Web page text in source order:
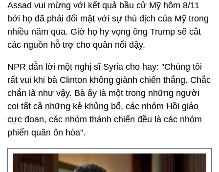
Assad vui mừng với kết quả bầu cử Mỹ hôm 8/11
bởi họ đã phải đối mặt với sự thù địch của Mỹ trong
nhiều năm qua. Giờ họ hy vọng ông Trump sẽ cắt
các nguồn hỗ trợ cho quân nổi dậy.
NPR dẫn lời một nghị sĩ Syria cho hay: "Chúng tôi
rất vui khi bà Clinton không giành chiến thắng. Chắc
chắn là như vậy. Bà ấy là một trong những người
coi tất cả những kẻ khủng bố, các nhóm Hồi giáo
cực đoan, các nhóm thánh chiến đều là các nhóm
phiến quân ôn hòa”.